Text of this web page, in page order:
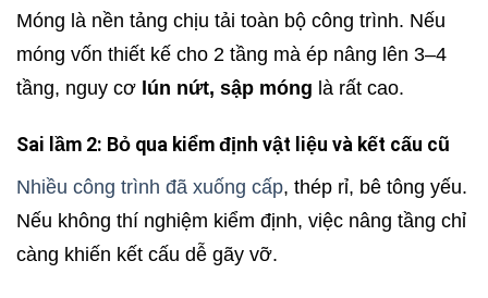
Móng là nền tảng chịu tải toàn bộ công trình. Nếu
móng vốn thiết kế cho 2 tầng mà ép nâng lên 3–4
tầng, nguy cơ lún nứt, sập móng là rất cao.
Sai lầm 2: Bỏ qua kiểm định vật liệu và kết cấu cũ
Nhiều công trình đã xuống cấp, thép rỉ, bê tông yếu.
Nếu không thí nghiệm kiểm định, việc nâng tầng chỉ
càng khiến kết cấu dễ gãy vỡ.